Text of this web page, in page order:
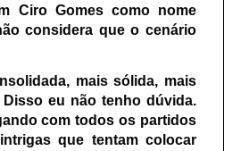
Ciro Gomes como nome
considera que o cenário
mais sólida, mais
eu não tenho dúvida.
com todos os partidos
que tentam colocar